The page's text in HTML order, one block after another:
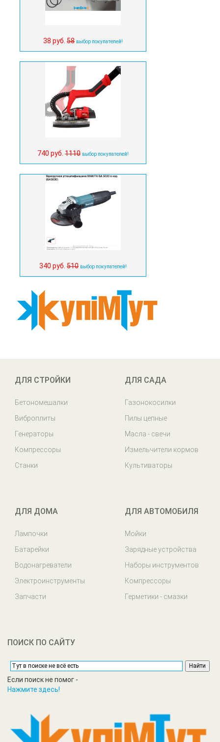
38 руб. 58 выбор покупателей!
740 руб. 1110 выбор покупателей!
340 руб. 510 выбор покупателей!
ДЛЯ СТРОЙКИ
Бетономешалки
Виброплиты
Генераторы
Компрессоры
Станки
ДЛЯ САДА
Газонокосилки
Пилы цепные
Масла - свечи
Измельчители кормов
Культиваторы
ДЛЯ ДОМА
Лампочки
Батарейки
Водонагреватели
Электроинструменты
Запчасти
ДЛЯ АВТОМОБИЛЯ
Мойки
Зарядные устройства
Наборы инструментов
Компрессоры
Герметики - смазки
ПОИСК ПО САЙТУ
Если поиск не помог -
Нажмите здесь!